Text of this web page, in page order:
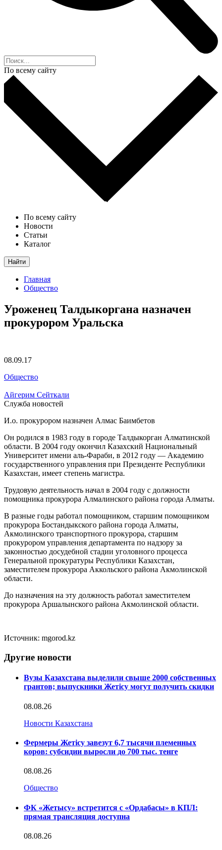
По всему сайту
По всему сайту
Новости
Статьи
Каталог
Найти
Главная
Общество
Уроженец Талдыкоргана назначен
прокурором Уральска
08.09.17
Общество
Айгерим Сейткали
Служба новостей
И.о. прокурором назначен Алмас Баимбетов
Он родился в 1983 году в городе Талдыкорган Алматинской
области. В 2004 году окончил Казахский Национальный
Университет имени аль-Фараби, в 2012 году — Академию
государственного управления при Президенте Республики
Казахстан, имеет степень магистра.
Трудовую деятельность начал в 2004 году с должности
помощника прокурора Алмалинского района города Алматы.
В разные годы работал помощником, старшим помощником
прокурора Бостандыкского района города Алматы,
Акмолинского транспортного прокурора, старшим
прокурором управления департамента по надзору за
законностью досудебной стадии уголовного процесса
Генеральной прокуратуры Республики Казахстан,
заместителем прокурора Аккольского района Акмолинской
области.
До назначения на эту должность работал заместителем
прокурора Аршалынского района Акмолинской области.
Источник: mgorod.kz
Другие новости
Вузы Казахстана выделили свыше 2000 собственных
грантов; выпускники Жетісу могут получить скидки
08.08.26
Новости Казахстана
Фермеры Жетісу завезут 6,7 тысячи племенных
коров: субсидии выросли до 700 тыс. тенге
08.08.26
Общество
ФК «Жетысу» встретится с «Ордабасы» в КПЛ:
прямая трансляция доступна
08.08.26